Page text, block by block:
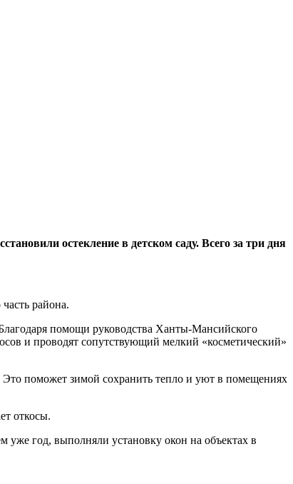
остекление в детском саду. Всего за три дня
района.
помощи руководства Ханты-Мансийского
и проводят сопутствующий мелкий «косметический»
Это поможет зимой сохранить тепло и уют в помещениях
откосы.
год, выполняли установку окон на объектах в